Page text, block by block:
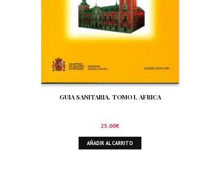
GUIA SANITARIA. TOMO I. AFRICA
25,00€
AÑADIR AL CARRITO